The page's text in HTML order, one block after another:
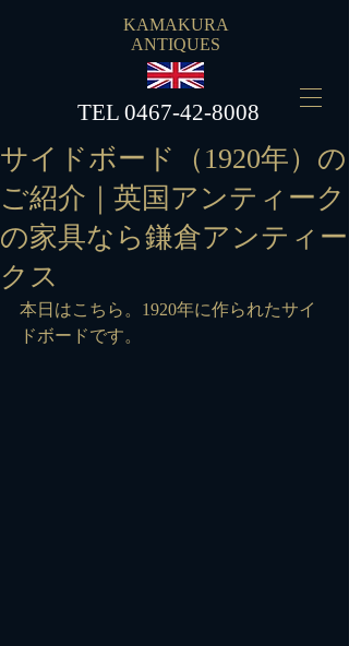
KAMAKURA
ANTIQUES
​TEL 0467-42-8008
サイドボード（1920年）の
ご紹介｜英国アンティーク
の家具なら鎌倉アンティー
クス
本日はこちら。1920年に作られたサイ
ドボードです。